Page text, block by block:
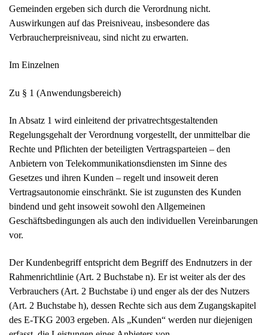
Gemeinden ergeben sich durch die Verordnung nicht.
Auswirkungen auf das Preisniveau, insbesondere das
Verbraucherpreisniveau, sind nicht zu erwarten.
Im Einzelnen
Zu § 1 (Anwendungsbereich)
In Absatz 1 wird einleitend der privatrechtsgestaltenden
Regelungsgehalt der Verordnung vorgestellt, der unmittelbar die
Rechte und Pflichten der beteiligten Vertragsparteien – den
Anbietern von Telekommunikationsdiensten im Sinne des
Gesetzes und ihren Kunden – regelt und insoweit deren
Vertragsautonomie einschränkt. Sie ist zugunsten des Kunden
bindend und geht insoweit sowohl den Allgemeinen
Geschäftsbedingungen als auch den individuellen Vereinbarungen
vor.
Der Kundenbegriff entspricht dem Begriff des Endnutzers in der
Rahmenrichtlinie (Art. 2 Buchstabe n). Er ist weiter als der des
Verbrauchers (Art. 2 Buchstabe i) und enger als der des Nutzers
(Art. 2 Buchstabe h), dessen Rechte sich aus dem Zugangskapitel
des E-TKG 2003 ergeben. Als „Kunden“ werden nur diejenigen